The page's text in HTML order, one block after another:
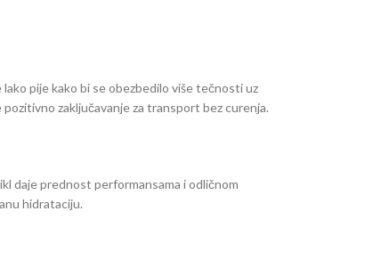
lako pije kako bi se obezbedilo više tečnosti uz
zaključavanje za transport bez curenja.
daje prednost performansama i odličnom
hidrataciju.